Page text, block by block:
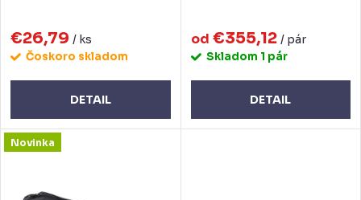
k
t
v
k
v
€26,79 / ks
Čoskoro skladom
DETAIL
od €355,12 / pár
Skladom 1 pár
DETAIL
Novinka